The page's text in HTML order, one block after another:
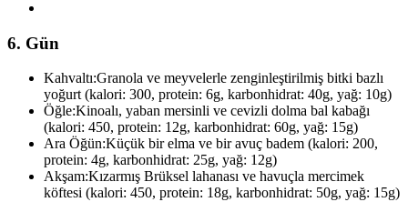
6. Gün
Kahvaltı:Granola ve meyvelerle zenginleştirilmiş bitki bazlı
yoğurt (kalori: 300, protein: 6g, karbonhidrat: 40g, yağ: 10g)
Öğle:Kinoalı, yaban mersinli ve cevizli dolma bal kabağı
(kalori: 450, protein: 12g, karbonhidrat: 60g, yağ: 15g)
Ara Öğün:Küçük bir elma ve bir avuç badem (kalori: 200,
protein: 4g, karbonhidrat: 25g, yağ: 12g)
Akşam:Kızarmış Brüksel lahanası ve havuçla mercimek
köftesi (kalori: 450, protein: 18g, karbonhidrat: 50g, yağ: 15g)